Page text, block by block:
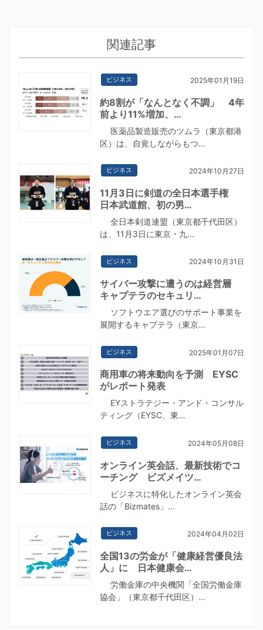
関連記事
ビジネス 2025年01月19日
約8割が「なんとなく不調」 4年
前より11%増加、…
医薬品製造販売のツムラ（東京都港
区）は、自覚しながらもつ…
ビジネス 2024年10月27日
11月3日に剣道の全日本選手権
日本武道館、初の男…
全日本剣道連盟（東京都千代田区）
は、11月3日に東京・九…
ビジネス 2024年10月31日
サイバー攻撃に遭うのは経営層
キャプテラのセキュリ…
ソフトウエア選びのサポート事業を
展開するキャプテラ（東京…
ビジネス 2025年01月07日
商用車の将来動向を予測 EYSC
がレポート発表
EYストラテジー・アンド・コンサル
ティング（EYSC、東…
ビジネス 2024年05月08日
オンライン英会話、最新技術でコ
ーチング ビズメイツ…
ビジネスに特化したオンライン英会
話の「Bizmates」…
ビジネス 2024年04月02日
全国13の労金が「健康経営優良法
人」に 日本健康会…
労働金庫の中央機関「全国労働金庫
協会」（東京都千代田区）…